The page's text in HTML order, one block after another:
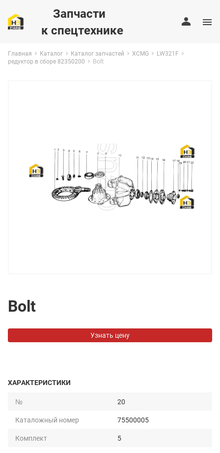
Запчасти
к спецтехнике
Главная Каталог Каталог запчастей XCMG
LW321F
редуктор в сборе 82350200
Bolt
Bolt
Узнать цену
ХАРАКТЕРИСТИКИ
№
20
Каталожный номер
75500005
Комплект
5